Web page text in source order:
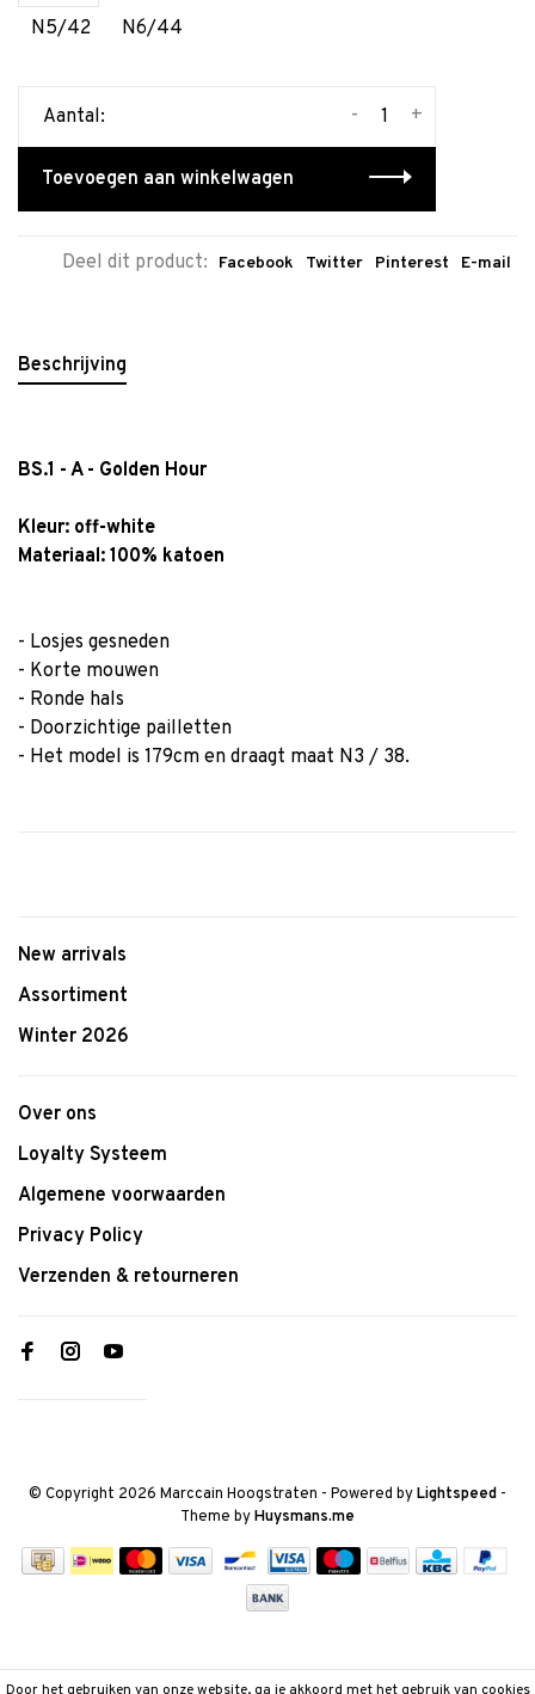
N5/42
N6/44
Aantal: +
-
Toevoegen aan winkelwagen
Deel dit product: Facebook Twitter Pinterest E-mail
Beschrijving
BS.1 - A - Golden Hour
Kleur: off-white
Materiaal: 100% katoen
- Losjes gesneden
- Korte mouwen
- Ronde hals
- Doorzichtige pailletten
- Het model is 179cm en draagt maat N3 / 38.
New arrivals
Assortiment
Winter 2026
Over ons
Loyalty Systeem
Algemene voorwaarden
Privacy Policy
Verzenden & retourneren
© Copyright 2026 Marccain Hoogstraten - Powered byLightspeed -
Theme byHuysmans.me